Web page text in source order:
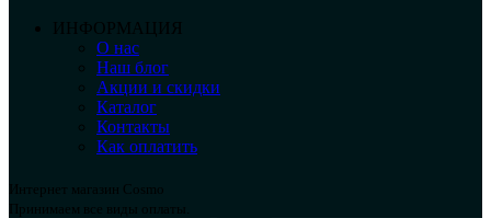
ИНФОРМАЦИЯ
О нас
Наш блог
Акции и скидки
Каталог
Контакты
Как оплатить
Интернет магазин Cosmo
Принимаем все виды оплаты.